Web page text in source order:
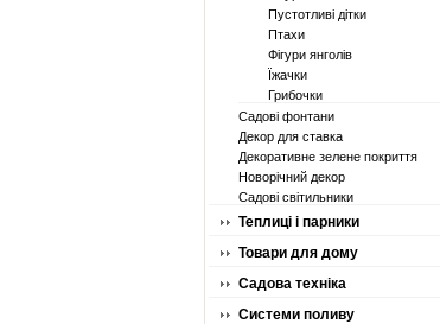
Пустотливі дітки
Птахи
Фігури янголів
Їжачки
Грибочки
Садові фонтани
Декор для ставка
Декоративне зелене покриття
Новорічний декор
Садові світильники
Теплиці і парники
Товари для дому
Садова техніка
Системи поливу